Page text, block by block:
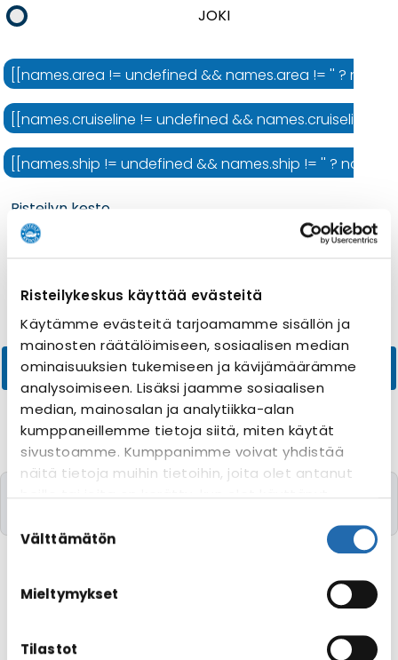
Risteilykeskus käyttää evästeitä
Käytämme evästeitä tarjoamamme sisällön ja
mainosten räätälöimiseen, sosiaalisen median
ominaisuuksien tukemiseen ja kävijämäärämme
analysoimiseen. Lisäksi jaamme sosiaalisen
median, mainosalan ja analytiikka-alan
kumppaneillemme tietoja siitä, miten käytät
sivustoamme. Kumppanimme voivat yhdistää
näitä tietoja muihin tietoihin, joita olet antanut
evästeasetuksiesi hyväksyntää sivuston
linkistä.
valinta
Välttämätön
Mieltymykset
Tilastot
JOKI
[[names.area != undefined && names.area != '' ?
[[names.cruiseline != undefined && names.cruiseline
[[names.ship != undefined && names.ship != '' ?
Risteilyn kesto